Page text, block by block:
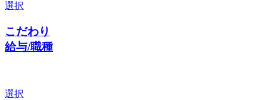
選択
こだわり
給与/職種
選択